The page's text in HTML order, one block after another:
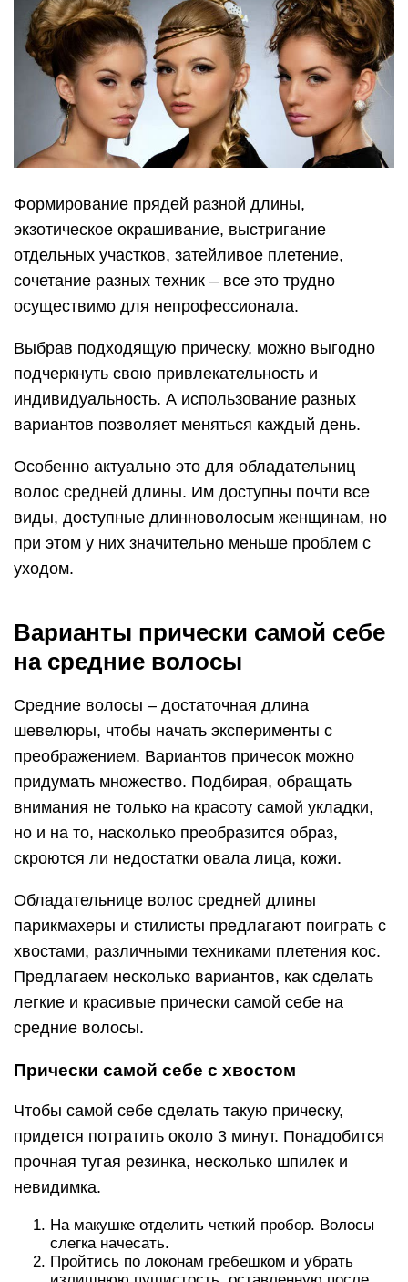
Формирование прядей разной длины,
экзотическое окрашивание, выстригание
отдельных участков, затейливое плетение,
сочетание разных техник – все это трудно
осуществимо для непрофессионала.
Выбрав подходящую прическу, можно выгодно
подчеркнуть свою привлекательность и
индивидуальность. А использование разных
вариантов позволяет меняться каждый день.
Особенно актуально это для обладательниц
волос средней длины. Им доступны почти все
виды, доступные длинноволосым женщинам, но
при этом у них значительно меньше проблем с
уходом.
Варианты прически самой себе
на средние волосы
Средние волосы – достаточная длина
шевелюры, чтобы начать эксперименты с
преображением. Вариантов причесок можно
придумать множество. Подбирая, обращать
внимания не только на красоту самой укладки,
но и на то, насколько преобразится образ,
скроются ли недостатки овала лица, кожи.
Обладательнице волос средней длины
парикмахеры и стилисты предлагают поиграть с
хвостами, различными техниками плетения кос.
Предлагаем несколько вариантов, как сделать
легкие и красивые прически самой себе на
средние волосы.
Прически самой себе с хвостом
Чтобы самой себе сделать такую прическу,
придется потратить около 3 минут. Понадобится
прочная тугая резинка, несколько шпилек и
невидимка.
На макушке отделить четкий пробор. Волосы
слегка начесать.
Пройтись по локонам гребешком и убрать